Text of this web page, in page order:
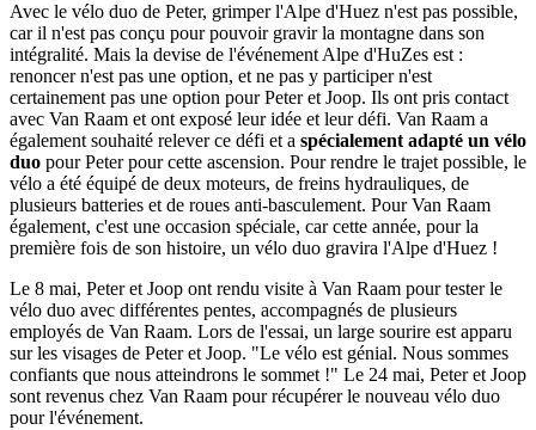
Avec le vélo duo de Peter, grimper l'Alpe d'Huez n'est pas possible,
car il n'est pas conçu pour pouvoir gravir la montagne dans son
intégralité. Mais la devise de l'événement Alpe d'HuZes est :
renoncer n'est pas une option, et ne pas y participer n'est
certainement pas une option pour Peter et Joop. Ils ont pris contact
avec Van Raam et ont exposé leur idée et leur défi. Van Raam a
également souhaité relever ce défi et a spécialement adapté un vélo
duo pour Peter pour cette ascension. Pour rendre le trajet possible, le
vélo a été équipé de deux moteurs, de freins hydrauliques, de
plusieurs batteries et de roues anti-basculement. Pour Van Raam
également, c'est une occasion spéciale, car cette année, pour la
première fois de son histoire, un vélo duo gravira l'Alpe d'Huez !
Le 8 mai, Peter et Joop ont rendu visite à Van Raam pour tester le
vélo duo avec différentes pentes, accompagnés de plusieurs
employés de Van Raam. Lors de l'essai, un large sourire est apparu
sur les visages de Peter et Joop. "Le vélo est génial. Nous sommes
confiants que nous atteindrons le sommet !" Le 24 mai, Peter et Joop
sont revenus chez Van Raam pour récupérer le nouveau vélo duo
pour l'événement.